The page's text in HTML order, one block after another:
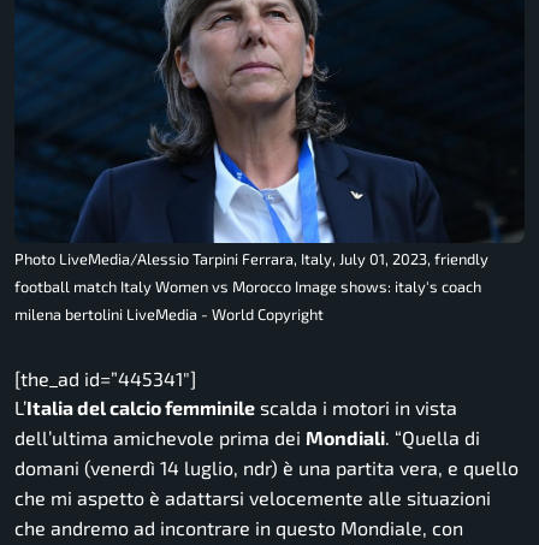
Photo LiveMedia/Alessio Tarpini Ferrara, Italy, July 01, 2023, friendly
football match Italy Women vs Morocco Image shows: italy's coach
milena bertolini LiveMedia - World Copyright
[the_ad id=”445341″]
L’Italia del calcio femminile scalda i motori in vista
dell’ultima amichevole prima dei Mondiali. “Quella di
domani (venerdì 14 luglio, ndr) è una partita vera, e quello
che mi aspetto è adattarsi velocemente alle situazioni
che andremo ad incontrare in questo Mondiale, con